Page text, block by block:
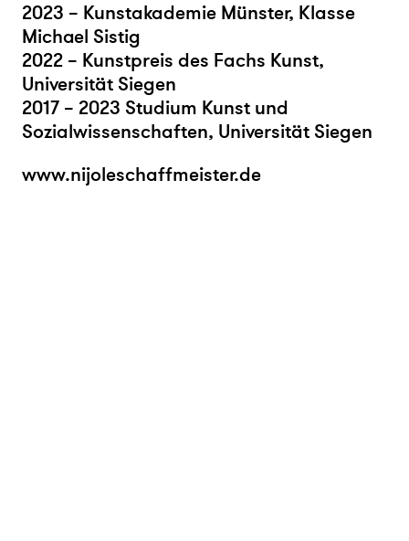
2023 – Kunstakademie Münster, Klasse
Michael Sistig
2022 – Kunstpreis des Fachs Kunst,
Universität Siegen
2017 – 2023 Studium Kunst und
Sozialwissenschaften, Universität Siegen
www.nijoleschaffmeister.de